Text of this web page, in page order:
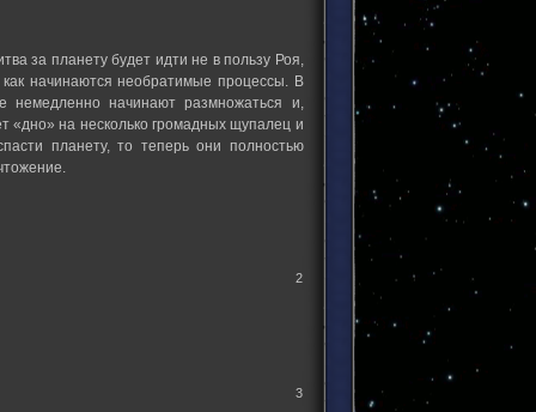
за планету будет идти не в пользу Роя,
начинаются необратимые процессы. В
немедленно начинают размножаться и,
«дно» на несколько громадных щупалец и
планету, то теперь они полностью
2
3